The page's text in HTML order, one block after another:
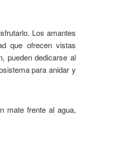
Los amantes
que ofrecen vistas
pueden dedicarse al
para anidar y
mate frente al agua,